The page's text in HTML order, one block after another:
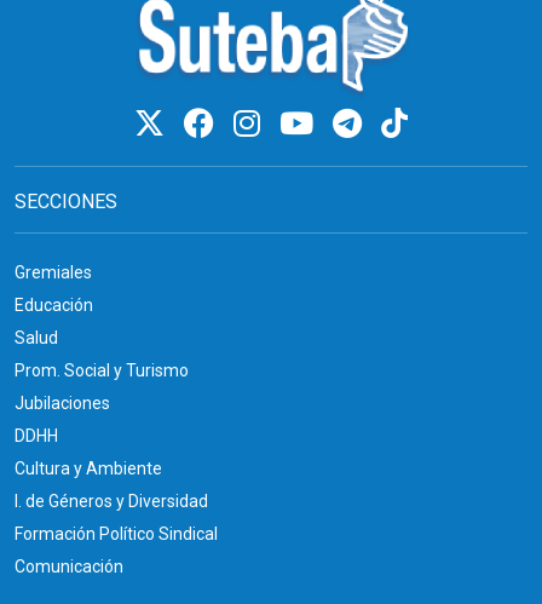
SECCIONES
Gremiales
Educación
Salud
Prom. Social y Turismo
Jubilaciones
DDHH
Cultura y Ambiente
I. de Géneros y Diversidad
Formación Político Sindical
Comunicación